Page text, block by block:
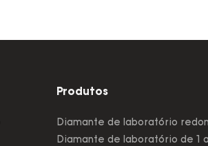
Produtos
Diamante de laboratório
Diamante de laboratório de 1